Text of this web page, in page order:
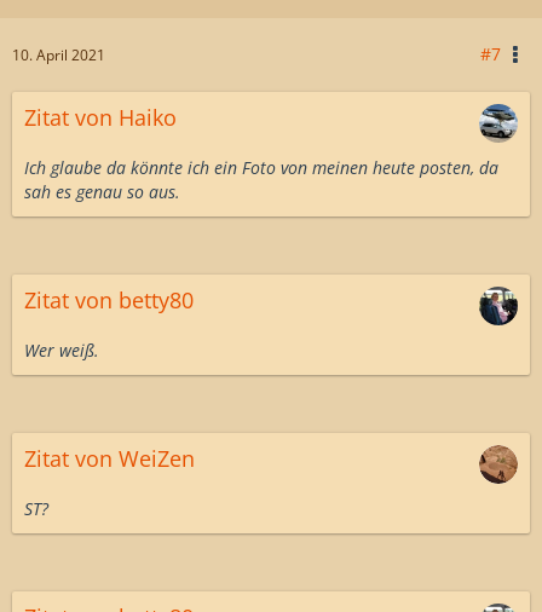
10. April 2021 #7
Zitat von Haiko
Ich glaube da könnte ich ein Foto von meinen heute posten, da
sah es genau so aus.
Zitat von betty80
Wer weiß.
Zitat von WeiZen
ST?